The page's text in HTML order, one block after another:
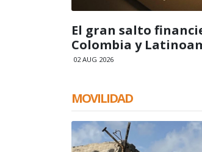
El gran salto
Colombia y
02 AUG 2026
MOVILIDAD